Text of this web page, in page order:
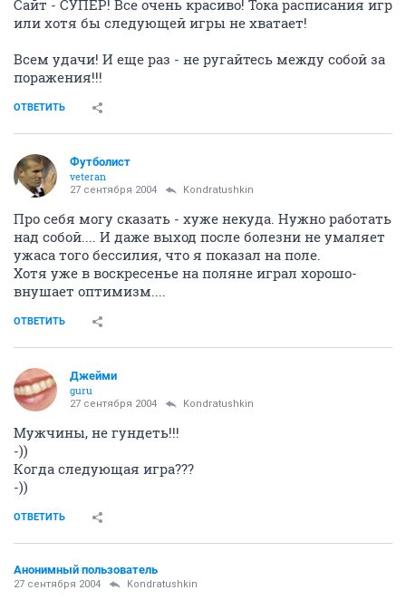
Сайт - СУПЕР! Все очень красиво! Тока расписания игр
или хотя бы следующей игры не хватает!
Всем удачи! И еще раз - не ругайтесь между собой за
поражения!!!
ОТВЕТИТЬ
Футболист
veteran
27 сентября 2004 Kondratushkin
Про себя могу сказать - хуже некуда. Нужно работать
над собой.... И даже выход после болезни не умаляет
ужаса того бессилия, что я показал на поле.
Хотя уже в воскресенье на поляне играл хорошо-
внушает оптимизм....
ОТВЕТИТЬ
Джейми
guru
27 сентября 2004 Kondratushkin
Мужчины, не гундеть!!!
-))
Когда следующая игра???
-))
ОТВЕТИТЬ
Анонимный пользователь
27 сентября 2004 Kondratushkin